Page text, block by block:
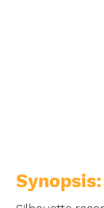
Synopsis: